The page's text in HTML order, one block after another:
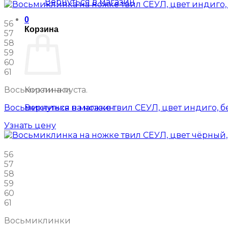
0
Корзина
Корзина пуста.
Вернуться в магазин
56
57
58
59
60
61
Восьмиклинки
Восьмиклинка на ножке твил СЕУЛ, цвет индиго,
Узнать цену
56
57
58
59
60
61
Восьмиклинки